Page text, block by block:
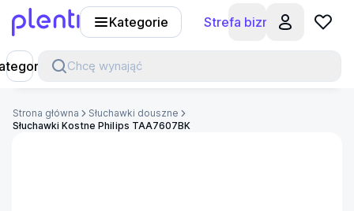
Kategorie Strefa biznesu
Chcę wynająć
Strona główna
Słuchawki douszne
Słuchawki Kostne Philips TAA7607BK